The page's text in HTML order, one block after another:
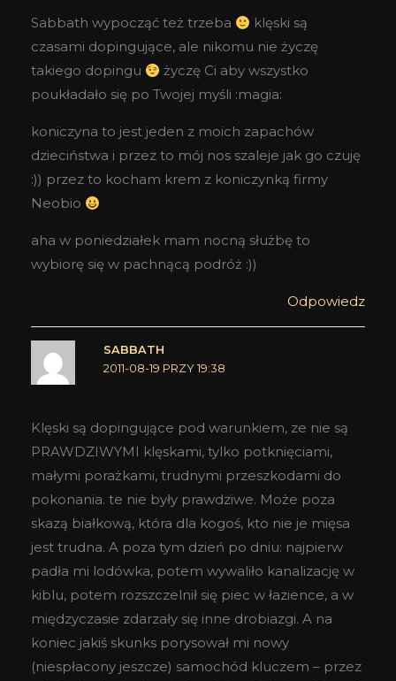
Sabbath wypocząć też trzeba
klęski są
czasami dopingujące, ale nikomu nie życzę
takiego dopingu
życzę Ci aby wszystko
poukładało się po Twojej myśli :magia:
koniczyna to jest jeden z moich zapachów
dzieciństwa i przez to mój nos szaleje jak go czuję
:)) przez to kocham krem z koniczynką firmy
Neobio
aha w poniedziałek mam nocną służbę to
wybiorę się w pachnącą podróż :))
Odpowiedz
SABBATH
2011-08-19 PRZY 19:38
Klęski są dopingujące pod warunkiem, ze nie są
PRAWDZIWYMI klęskami, tylko potknięciami,
małymi porażkami, trudnymi przeszkodami do
pokonania. te nie były prawdziwe. Może poza
skazą białkową, która dla kogoś, kto nie je mięsa
jest trudna. A poza tym dzień po dniu: najpierw
padła mi lodówka, potem wywaliło kanalizację w
kiblu, potem rozszczelnił się piec w łazience, a w
międzyczasie zdarzały się inne drobiazgi. A na
koniec jakiś skunks porysował mi nowy
(niespłacony jeszcze) samochód kluczem – przez